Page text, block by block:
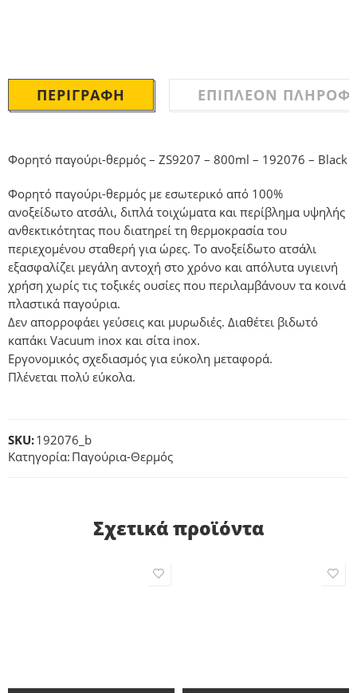
ΠΕΡΙΓΡΑΦΉ ΕΠΙΠΛΈΟΝ
Φορητό παγούρι-θερμός – ZS9207 – 800ml – 192076 – Black
Φορητό παγούρι-θερμός με εσωτερικό από 100%
ανοξείδωτο ατσάλι, διπλά τοιχώματα και περίβλημα υψηλής
ανθεκτικότητας που διατηρεί τη θερμοκρασία του
περιεχομένου σταθερή για ώρες. Το ανοξείδωτο ατσάλι
εξασφαλίζει μεγάλη αντοχή στο χρόνο και απόλυτα υγιεινή
χρήση χωρίς τις τοξικές ουσίες που περιλαμβάνουν τα κοινά
πλαστικά παγούρια.
Δεν απορροφάει γεύσεις και μυρωδιές. Διαθέτει βιδωτό
καπάκι Vacuum inox και σίτα inox.
Εργονομικός σχεδιασμός για εύκολη μεταφορά.
Πλένεται πολύ εύκολα.
SKU:192076_b
Κατηγορία: Παγούρια-Θερμός
Σχετικά προϊόντα